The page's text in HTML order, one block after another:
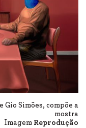
Gio Simões, compõe a
mostra
Imagem Reprodução